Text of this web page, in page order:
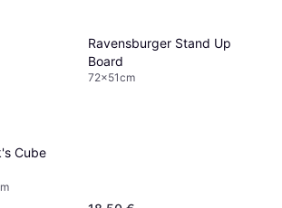
Cube
Ravensburger Stand Up
Board
72x51cm